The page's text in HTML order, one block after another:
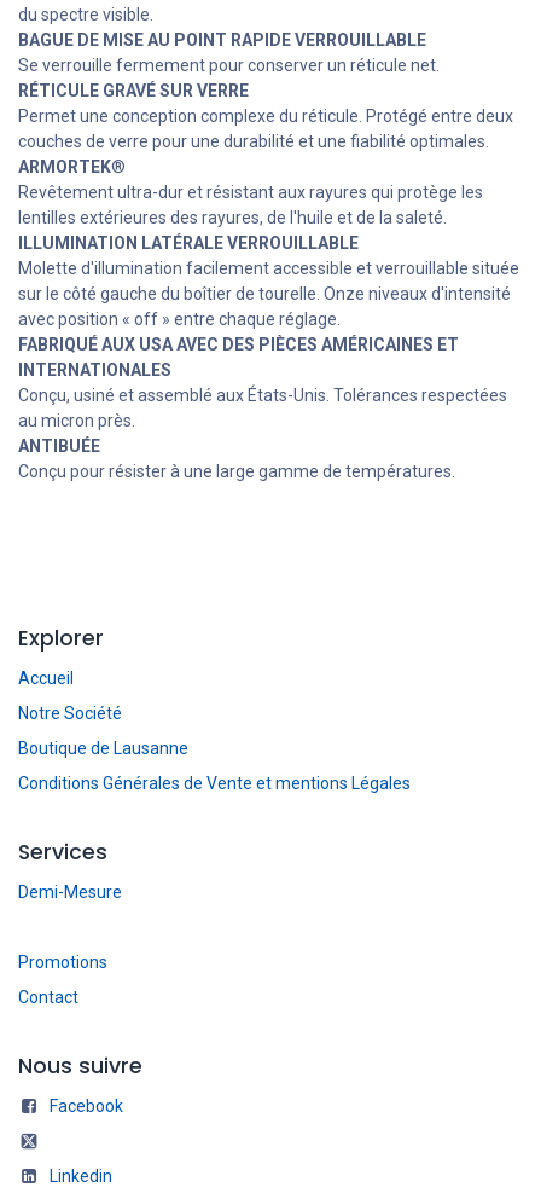
du spectre visible.
BAGUE DE MISE AU POINT RAPIDE VERROUILLABLE
Se verrouille fermement pour conserver un réticule net.
RÉTICULE GRAVÉ SUR VERRE
Permet une conception complexe du réticule. Protégé entre deux
couches de verre pour une durabilité et une fiabilité optimales.
ARMORTEK®
Revêtement ultra-dur et résistant aux rayures qui protège les
lentilles extérieures des rayures, de l'huile et de la saleté.
ILLUMINATION LATÉRALE VERROUILLABLE
Molette d'illumination facilement accessible et verrouillable située
sur le côté gauche du boîtier de tourelle. Onze niveaux d'intensité
avec position « off » entre chaque réglage.
FABRIQUÉ AUX USA AVEC DES PIÈCES AMÉRICAINES ET
INTERNATIONALES
Conçu, usiné et assemblé aux États-Unis. Tolérances respectées
au micron près.
ANTIBUÉE
Conçu pour résister à une large gamme de températures.
Explorer
Accueil
Notre Société
Boutique de Lausanne
Conditions Générales de Vente et mentions Légales
Services
Demi-Mesure
Promotions
Contact
Nous suivre
Facebook
Linkedin